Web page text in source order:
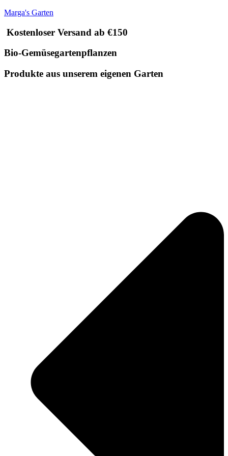
Marga's Garten
Kostenloser Versand ab €150
Bio-Gemüsegartenpflanzen
Produkte aus unserem eigenen Garten